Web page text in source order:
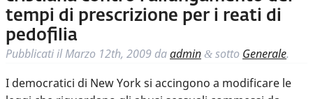
tempi di prescrizione per i reati di
pedofilia
Pubblicati ilMarzo 12th, 2009 daadmin & sotto Generale.
I democratici di New York si accingono a modificare le